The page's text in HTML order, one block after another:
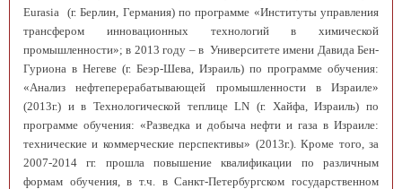
Eurasia (г. Берлин, Германия) по программе «Институты управления
трансфером инновационных технологий в химической
промышленности»; в 2013 году – в Университете имени Давида Бен-
Гуриона в Негеве (г. Беэр-Шева, Израиль) по программе обучения:
«Анализ нефтеперерабатывающей промышленности в Израиле»
(2013г.) и в Технологической теплице LN (г. Хайфа, Израиль) по
программе обучения: «Разведка и добыча нефти и газа в Израиле:
технические и коммерческие перспективы» (2013г.). Кроме того, за
2007-2014 гг. прошла повышение квалификации по различным
формам обучения, в т.ч. в Санкт-Петербургском государственном